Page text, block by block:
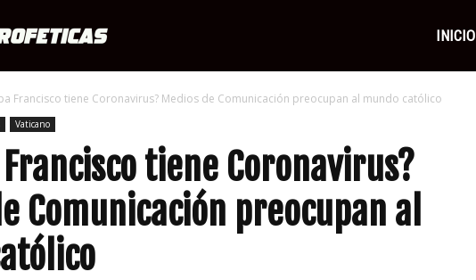
Proféticas
INICIO
Francisco tiene Coronavirus? Medios de Comunicación preocupan al mundo católico
Vaticano
Francisco tiene Coronavirus?
Comunicación preocupan al